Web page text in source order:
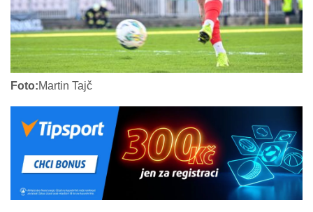
Foto:Martin Tajč